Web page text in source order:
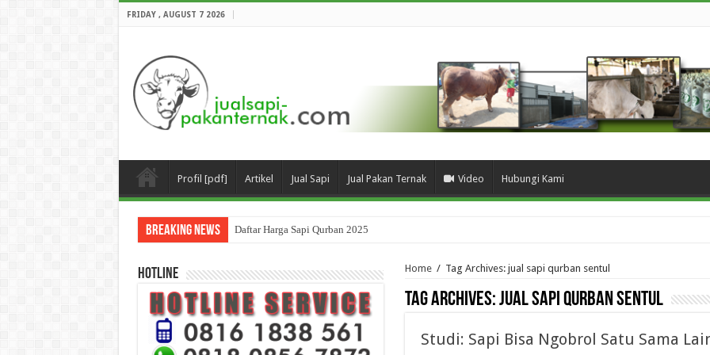
FRIDAY , AUGUST 7 2026
Profil [pdf] Artikel Jual Sapi Jual Pakan Ternak Video Hubungi Kami
Breaking News Daftar Harga Sapi Qurban 2025
Home / Tag Archives: jual sapi qurban sentul
Tag Archives:jual sapi qurban sentul
Studi: Sapi Bisa Ngobrol Satu Sama
HOTLINE